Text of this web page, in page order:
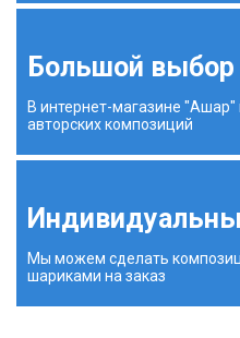
Большой выбор
В интернет-магазине
авторских композиций
Мы можем сделать
шариками на заказ